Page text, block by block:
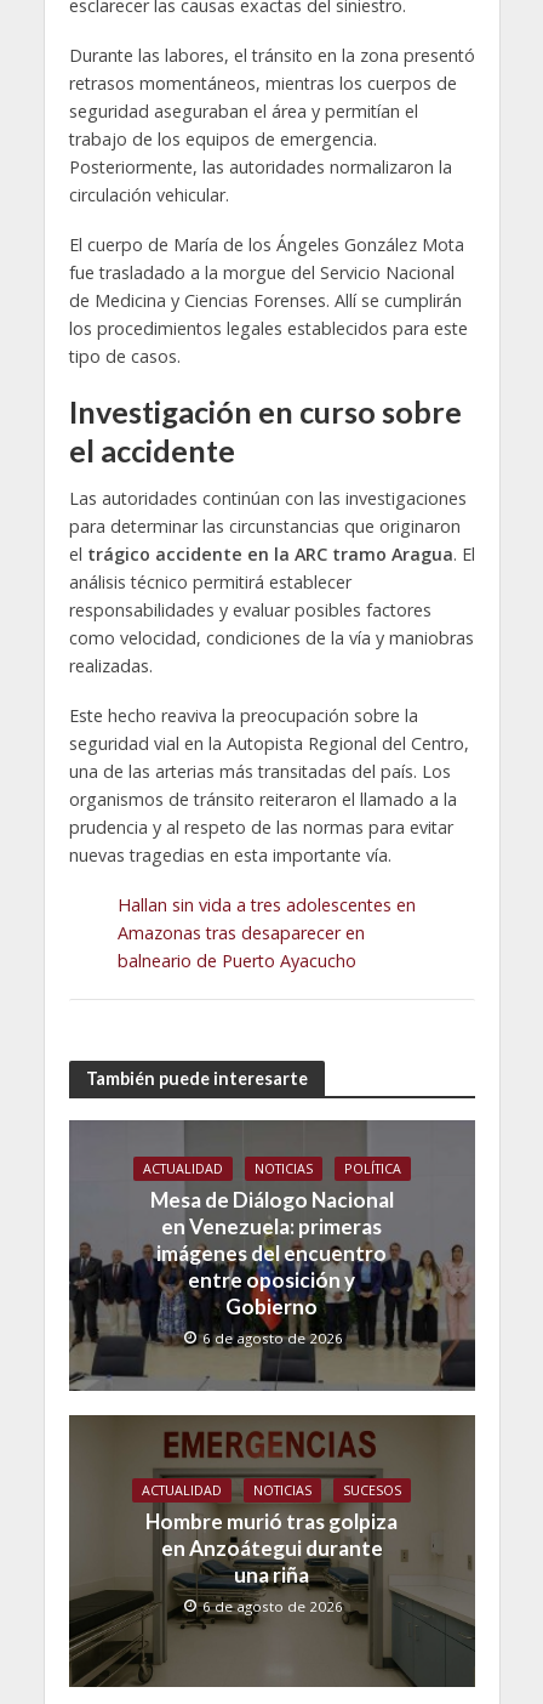
esclarecer las causas exactas del siniestro.
Durante las labores, el tránsito en la zona presentó
retrasos momentáneos, mientras los cuerpos de
seguridad aseguraban el área y permitían el
trabajo de los equipos de emergencia.
Posteriormente, las autoridades normalizaron la
circulación vehicular.
El cuerpo de María de los Ángeles González Mota
fue trasladado a la morgue del Servicio Nacional
de Medicina y Ciencias Forenses. Allí se cumplirán
los procedimientos legales establecidos para este
tipo de casos.
Investigación en curso sobre
el accidente
Las autoridades continúan con las investigaciones
para determinar las circunstancias que originaron
el trágico accidente en la ARC tramo Aragua. El
análisis técnico permitirá establecer
responsabilidades y evaluar posibles factores
como velocidad, condiciones de la vía y maniobras
realizadas.
Este hecho reaviva la preocupación sobre la
seguridad vial en la Autopista Regional del Centro,
una de las arterias más transitadas del país. Los
organismos de tránsito reiteraron el llamado a la
prudencia y al respeto de las normas para evitar
nuevas tragedias en esta importante vía.
Hallan sin vida a tres adolescentes en
Amazonas tras desaparecer en
balneario de Puerto Ayacucho
También puede interesarte
ACTUALIDAD NOTICIAS POLÍTICA
Mesa de Diálogo Nacional
en Venezuela: primeras
imágenes del encuentro
entre oposición y
Gobierno
6 de agosto de 2026
ACTUALIDAD NOTICIAS SUCESOS
Hombre murió tras golpiza
en Anzoátegui durante
una riña
6 de agosto de 2026